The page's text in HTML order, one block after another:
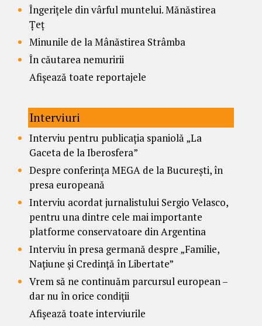
Îngerițele din vârful muntelui. Mănăstirea
Țeț
Minunile de la Mânăstirea Strâmba
În căutarea nemuririi
Afișează toate reportajele
Interviuri
Interviu pentru publicația spaniolă „La
Gaceta de la Iberosfera”
Despre conferința MEGA de la București, în
presa europeană
Interviu acordat jurnalistului Sergio Velasco,
pentru una dintre cele mai importante
platforme conservatoare din Argentina
Interviu în presa germană despre „Familie,
Națiune și Credință în Libertate”
Vrem să ne continuăm parcursul european –
dar nu în orice condiții
Afișează toate interviurile